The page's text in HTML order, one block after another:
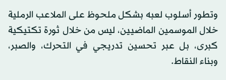
وتطور أسلوب لعبه بشكل ملحوظ على الملاعب الرملية
خلال الموسمين الماضيين، ليس من خلال ثورة تكتيكية
كبرى، بل عبر تحسين تدريجي في التحرك، والصبر،
وبناء النقاط.